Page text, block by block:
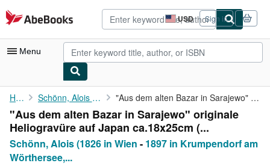
Skip to main content
AbeBooks.com USD
Site
shopping
preferences
Sign in
Menu
My Account
My Purchases
Advanced Search
Browse Collections
Home Schönn, Alois (1826 in Wien "Aus dem alten Bazar in Sarajewo" originale Heliogravüre auf ...
"Aus dem alten Bazar in Sarajewo" originale
Heliogravüre auf Japan ca.18x25cm (...
Schönn, Alois (1826 in Wien - 1897 in Krumpendorf am
Wörthersee,...